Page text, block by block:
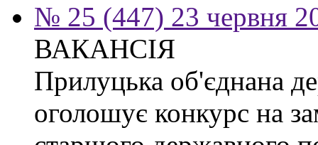
№ 25 (447) 23 червня
ВАКАНСІЯ
Прилуцька об'єднана
оголошує конкурс на